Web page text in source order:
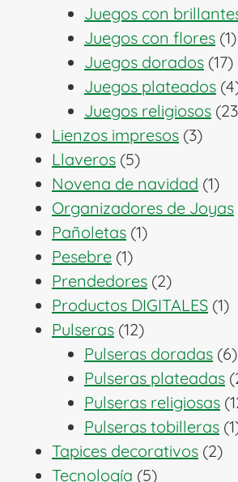
Juegos con
Juegos con flores 11
Juegos dorados 1717
Juegos plateados 4
Juegos religiosos 23
Lienzos impresos 33
Llaveros 55
productos
Novena de navidad 11
Organizadores de Joyas
Pañoletas 11
Pesebre 11
producto
Prendedores 22
productos
Productos DIGITALES 11
Pulseras 1212
productos
Pulseras doradas 66
Pulseras plateadas
Pulseras religiosas
Pulseras tobilleras 1
Tapices decorativos 22
Tecnología 55